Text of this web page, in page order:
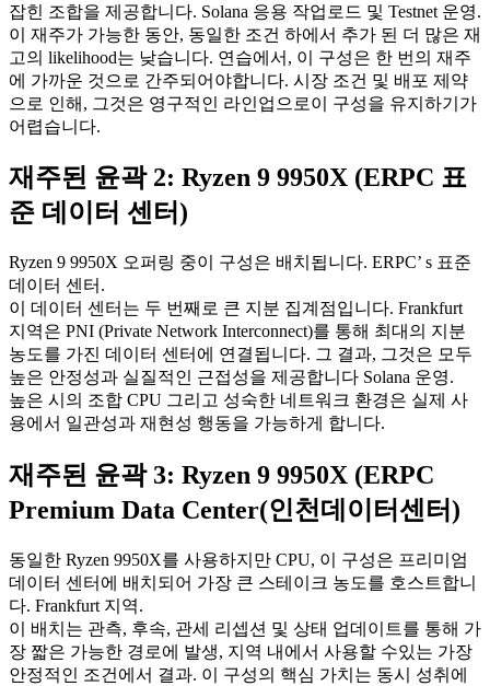
잡힌 조합을 제공합니다. Solana 응용 작업로드 및 Testnet 운영.
이 재주가 가능한 동안, 동일한 조건 하에서 추가 된 더 많은 재
고의 likelihood는 낮습니다. 연습에서, 이 구성은 한 번의 재주
에 가까운 것으로 간주되어야합니다. 시장 조건 및 배포 제약
으로 인해, 그것은 영구적인 라인업으로이 구성을 유지하기가
어렵습니다.
재주된 윤곽 2: Ryzen 9 9950X (ERPC 표
준 데이터 센터)
Ryzen 9 9950X 오퍼링 중이 구성은 배치됩니다. ERPC’ s 표준
데이터 센터.
이 데이터 센터는 두 번째로 큰 지분 집계점입니다. Frankfurt
지역은 PNI (Private Network Interconnect)를 통해 최대의 지분
농도를 가진 데이터 센터에 연결됩니다. 그 결과, 그것은 모두
높은 안정성과 실질적인 근접성을 제공합니다 Solana 운영.
높은 시의 조합 CPU 그리고 성숙한 네트워크 환경은 실제 사
용에서 일관성과 재현성 행동을 가능하게 합니다.
재주된 윤곽 3: Ryzen 9 9950X (ERPC
Premium Data Center(인천데이터센터)
동일한 Ryzen 9950X를 사용하지만 CPU, 이 구성은 프리미엄
데이터 센터에 배치되어 가장 큰 스테이크 농도를 호스트합니
다. Frankfurt 지역.
이 배치는 관측, 후속, 관세 리셉션 및 상태 업데이트를 통해 가
장 짧은 가능한 경로에 발생, 지역 내에서 사용할 수있는 가장
안정적인 조건에서 결과. 이 구성의 핵심 가치는 동시 성취에